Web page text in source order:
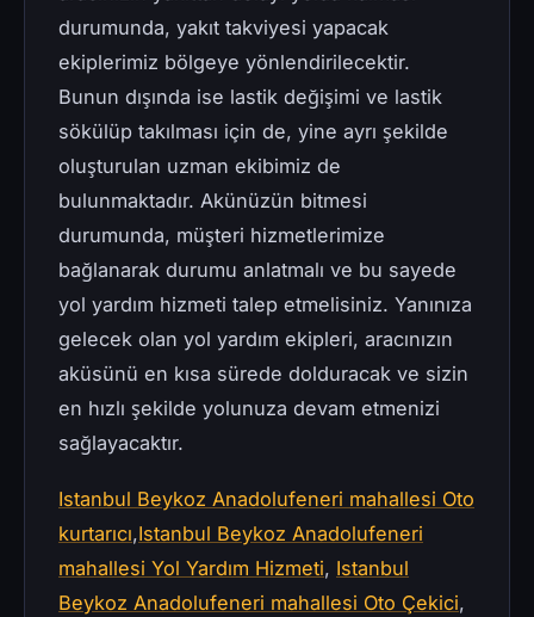
durumunda, yakıt takviyesi yapacak
ekiplerimiz bölgeye yönlendirilecektir.
Bunun dışında ise lastik değişimi ve lastik
sökülüp takılması için de, yine ayrı şekilde
oluşturulan uzman ekibimiz de
bulunmaktadır. Akünüzün bitmesi
durumunda, müşteri hizmetlerimize
bağlanarak durumu anlatmalı ve bu sayede
yol yardım hizmeti talep etmelisiniz. Yanınıza
gelecek olan yol yardım ekipleri, aracınızın
aküsünü en kısa sürede dolduracak ve sizin
en hızlı şekilde yolunuza devam etmenizi
sağlayacaktır.
Istanbul Beykoz Anadolufeneri mahallesi Oto
kurtarıcı,Istanbul Beykoz Anadolufeneri
mahallesi Yol Yardım Hizmeti, Istanbul
Beykoz Anadolufeneri mahallesi Oto Çekici,